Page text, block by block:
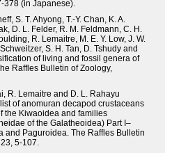
378 (in Japanese).
S. T. Ahyong, T.-Y. Chan, K. A.
D. L. Felder, R. M. Feldmann, C. H.
R. Lemaitre, M. E. Y. Low, J. W.
S. H. Tan, D. Tshudy and
of living and fossil genera of
Raffles Bulletin of Zoology,
R. Lemaitre and D. L. Rahayu
of anomuran decapod crustaceans
the Kiwaoidea and families
of the Galatheoidea) Part I–
and Paguroidea. The Raffles Bulletin
5-107.